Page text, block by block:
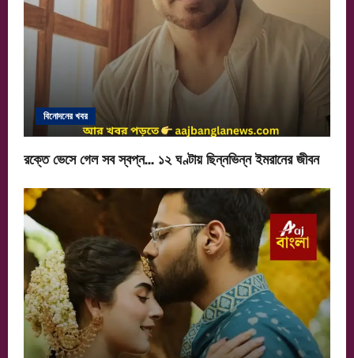
বিনোদনের খবর
রক্তে ভেসে গেল সব স্বপ্ন… ১২ ঘণ্টায় ছিন্নভিন্ন ইমরানের জীবন